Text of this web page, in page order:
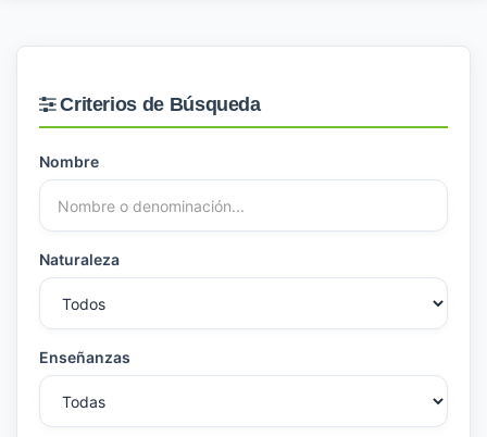
Criterios de Búsqueda
Nombre
Naturaleza
Enseñanzas